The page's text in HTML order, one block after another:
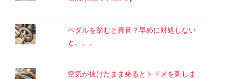
ペダルを踏むと異音？早めに対処しない
と。。。
空気が抜けたまま乗るとトドメを刺しま